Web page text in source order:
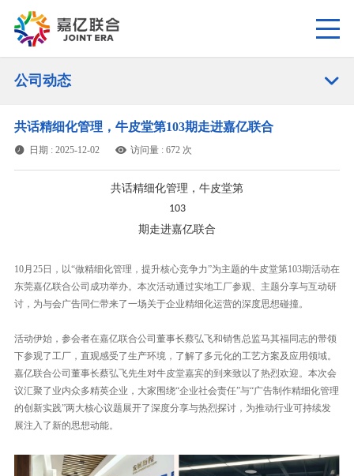
公司动态 
共话精细化管理，牛皮堂第103期走进嘉亿联合
 日期 : 2025-12-02  访问量 : 672 次
共话精细化管理，牛皮堂第
103
期走进嘉亿联合
10月25日，以“做精细化管理，提升核心竞争力”为主题的牛皮堂第103期活动在
东莞嘉亿联合公司成功举办。本次活动通过实地工厂参观、主题分享与互动研
讨，为与会广告同仁带来了一场关于企业精细化运营的深度思想碰撞。
活动伊始，参会者在嘉亿联合公司董事长蔡弘飞和销售总监马其福同志的带领
下参观了工厂，直观感受了生产环境，了解了多元化的工艺方案及应用领域。
嘉亿联合公司董事长蔡弘飞先生对牛皮堂嘉宾的到来致以了热烈欢迎。本次会
议汇聚了业内众多精英企业，大家围绕“企业社会责任”与“广告制作精细化管理
的创新实践”两大核心议题展开了深度分享与热烈探讨，为推动行业可持续发
展注入了新的思想动能。